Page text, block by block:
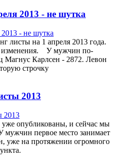
2013 - не шутка
листы на 1 апреля 2013 года.
изменения. У мужчин по-
Магнус Карлсен - 2872. Левон
строчку
2013
опубликованы, и сейчас мы
первое место занимает
уже на протяжении огромного